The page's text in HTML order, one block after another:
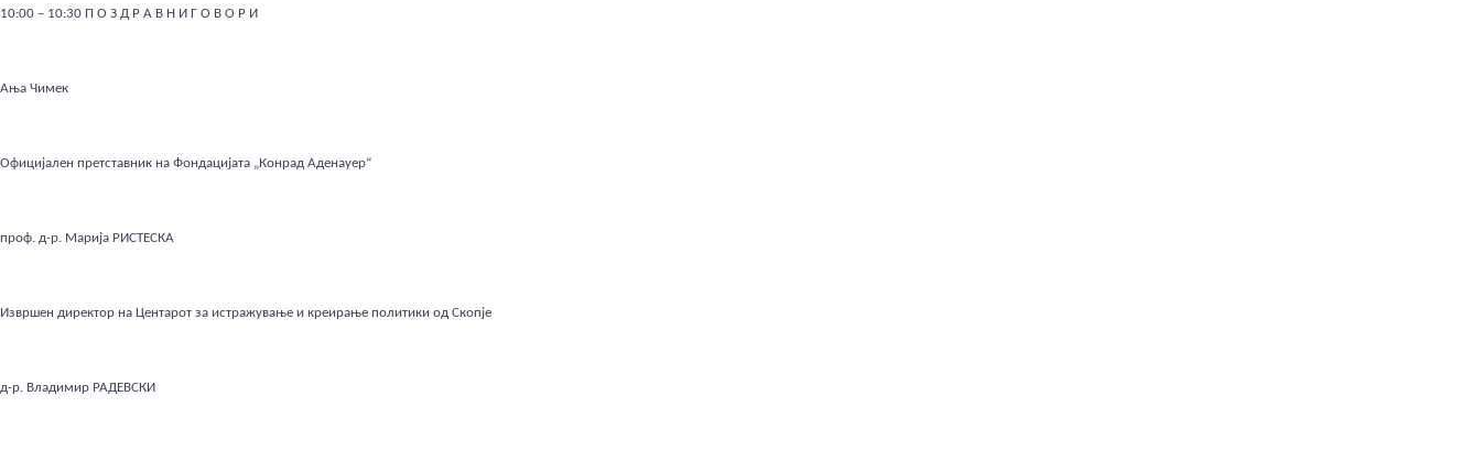
10:00 – 10:30 П О З Д Р А В Н И Г О В О Р И
Ања Чимек
Официјален претставник на Фондацијата „Конрад Аденауер“
проф. д-р. Марија РИСТЕСКА
Извршен директор на Центарот за истражување и креирање политики од Скопје
д-р. Владимир РАДЕВСКИ